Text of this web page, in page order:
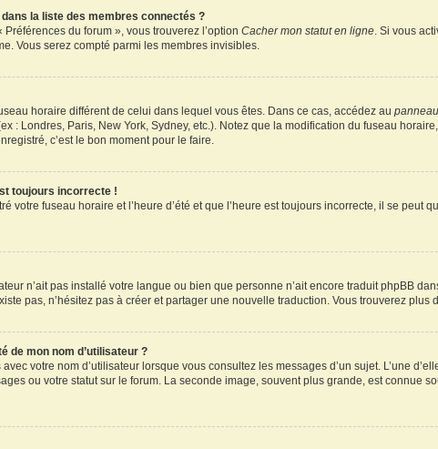
la liste des membres connectés ?
du forum », vous trouverez l’optionCacher mon statut en ligne. Si vous
Vous serez compté parmi les membres invisibles.
horaire différent de celui dans lequel vous êtes. Dans ce cas, accédez au
: Londres, Paris, New York, Sydney, etc.). Notez que la modification du fuseau
c’est le bon moment pour le faire.
toujours incorrecte !
votre fuseau horaire et l’heure d’été et que l’heure est toujours incorrecte, il se peut
n’ait pas installé votre langue ou bien que personne n’ait encore traduit phpBB
pas, n’hésitez pas à créer et partager une nouvelle traduction. Vous trouverez plus
de mon nom d’utilisateur ?
votre nom d’utilisateur lorsque vous consultez les messages d’un sujet. L’une
ou votre statut sur le forum. La seconde image, souvent plus grande, est connue